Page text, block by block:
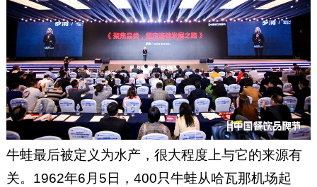
牛蛙最后被定义为水产，很大程度上与它的来源有
关。1962年6月5日，400只牛蛙从哈瓦那机场起